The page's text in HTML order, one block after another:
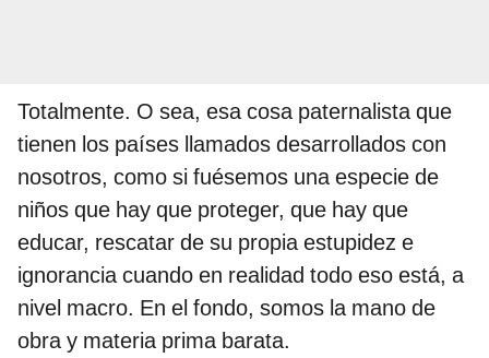
Totalmente. O sea, esa cosa paternalista que
tienen los países llamados desarrollados con
nosotros, como si fuésemos una especie de
niños que hay que proteger, que hay que
educar, rescatar de su propia estupidez e
ignorancia cuando en realidad todo eso está, a
nivel macro. En el fondo, somos la mano de
obra y materia prima barata.